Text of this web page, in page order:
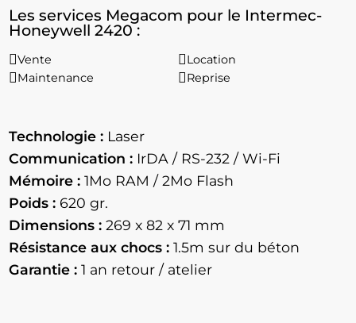
Les services Megacom pour le Intermec-
Honeywell 2420 :
Vente
Location
Maintenance
Reprise
Technologie : Laser
Communication : IrDA / RS-232 / Wi-Fi
Mémoire : 1Mo RAM / 2Mo Flash
Poids : 620 gr.
Dimensions : 269 x 82 x 71 mm
Résistance aux chocs : 1.5m sur du béton
Garantie : 1 an retour / atelier